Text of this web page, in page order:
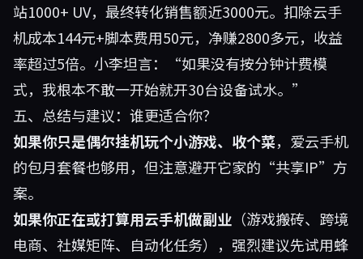
站1000+ UV，最终转化销售额近3000元。扣除云手
机成本144元+脚本费用50元，净赚2800多元，收益
率超过5倍。小李坦言：“如果没有按分钟计费模
式，我根本不敢一开始就开30台设备试水。”
五、总结与建议：谁更适合你？
如果你只是偶尔挂机玩个小游戏、收个菜，爱云手机
的包月套餐也够用，但注意避开它家的“共享IP”方
案。
如果你正在或打算用云手机做副业 （游戏搬砖、跨境
电商、社媒矩阵、自动化任务），强烈建议先试用蜂